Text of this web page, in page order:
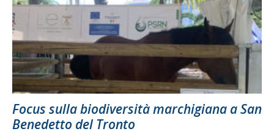
Focus sulla biodiversità marchigiana a San
Benedetto del Tronto